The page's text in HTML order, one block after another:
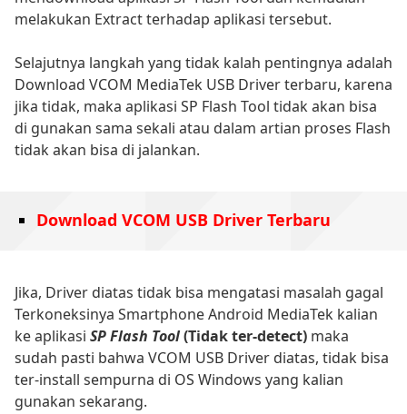
melakukan Extract terhadap aplikasi tersebut.
Selajutnya langkah yang tidak kalah pentingnya adalah
Download VCOM MediaTek USB Driver terbaru, karena
jika tidak, maka aplikasi SP Flash Tool tidak akan bisa
di gunakan sama sekali atau dalam artian proses Flash
tidak akan bisa di jalankan.
Download VCOM USB Driver Terbaru
Jika, Driver diatas tidak bisa mengatasi masalah gagal
Terkoneksinya Smartphone Android MediaTek kalian
ke aplikasi SP Flash Tool(Tidak ter-detect) maka
sudah pasti bahwa VCOM USB Driver diatas, tidak bisa
ter-install sempurna di OS Windows yang kalian
gunakan sekarang.